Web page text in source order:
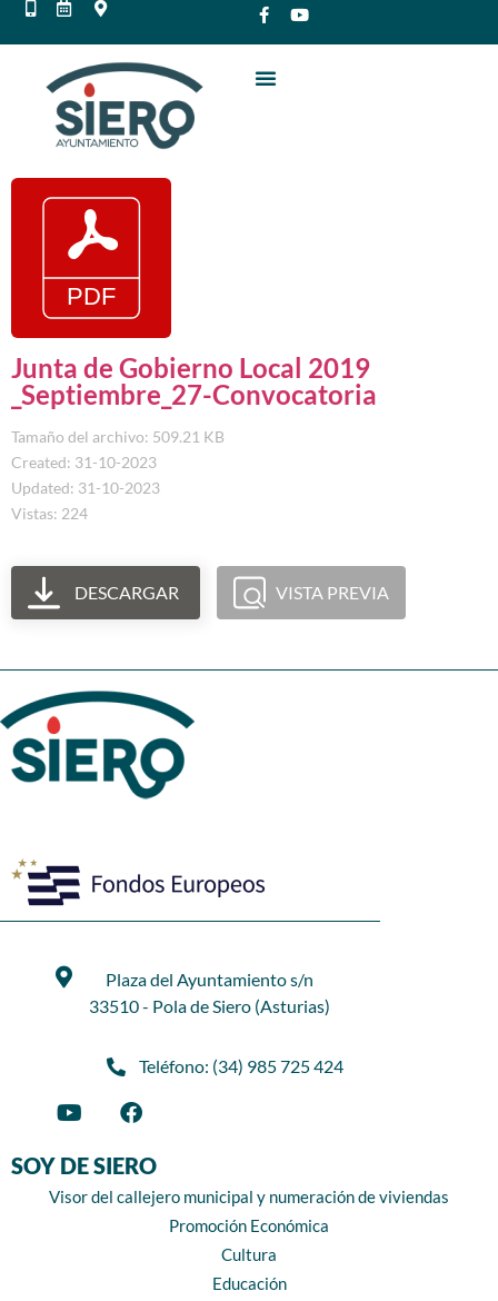
Junta de Gobierno Local 2019
_Septiembre_27-Convocatoria
Tamaño del archivo: 509.21 KB
Created: 31-10-2023
Updated: 31-10-2023
Vistas: 224
DESCARGAR VISTA PREVIA
Plaza del Ayuntamiento s/n
33510 - Pola de Siero (Asturias)
Teléfono: (34) 985 725 424
SOY DE SIERO
Visor del callejero municipal y numeración de viviendas
Promoción Económica
Cultura
Educación